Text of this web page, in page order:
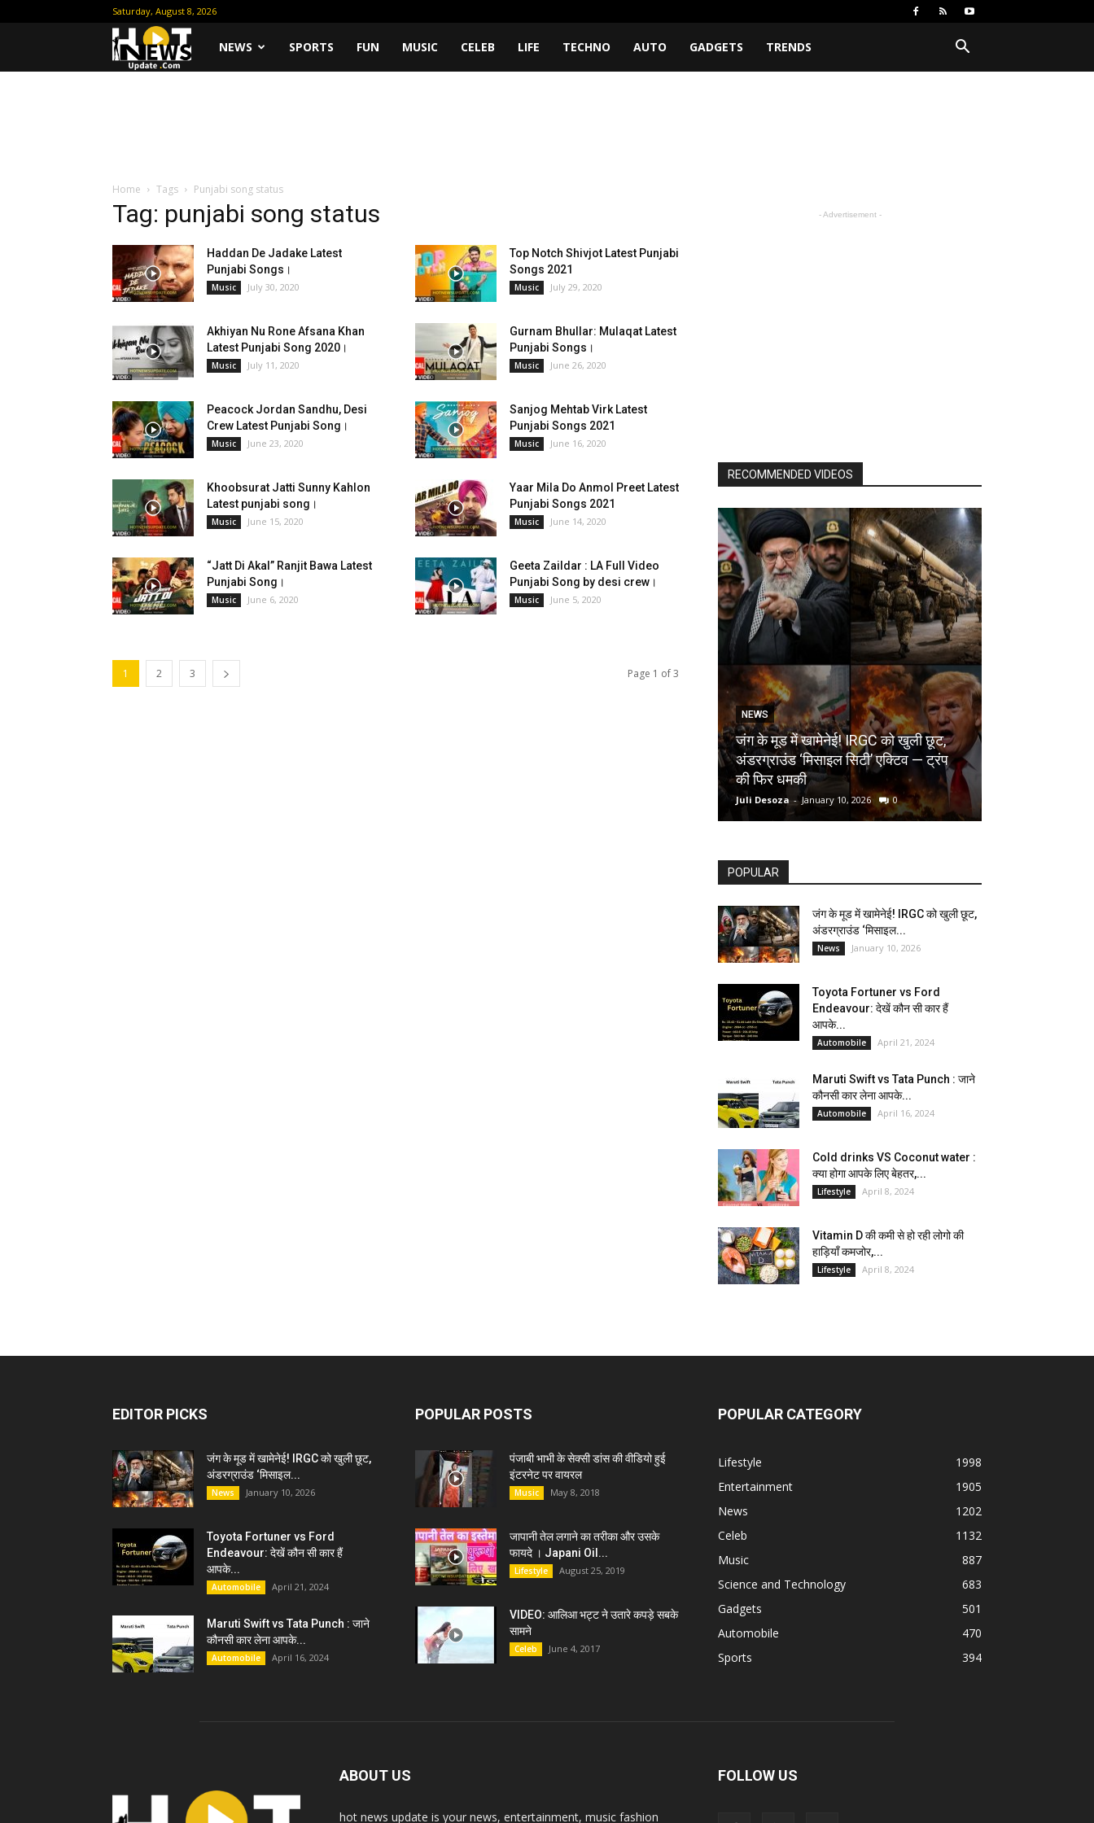
Saturday, August 8, 2026
HotNEWS SPORTS FUN MUSIC CELEB LIFE TECHNO AUTO GADGETS TRENDS
Home Tags Punjabi song status
Tag: punjabi song status
Haddan De Jadake Latest
Punjabi Songs।
Music July 30, 2020
Top Notch Shivjot Latest Punjabi
Songs 2021
Music July 29, 2020
Akhiyan Nu Rone Afsana Khan
Latest Punjabi Song 2020।
Music July 11, 2020
Gurnam Bhullar: Mulaqat Latest
Punjabi Songs।
Music June 26, 2020
Peacock Jordan Sandhu, Desi
Crew Latest Punjabi Song।
Music June 23, 2020
Sanjog Mehtab Virk Latest
Punjabi Songs 2021
Music June 16, 2020
Khoobsurat Jatti Sunny Kahlon
Latest punjabi song।
Music June 15, 2020
Yaar Mila Do Anmol Preet Latest
Punjabi Songs 2021
Music June 14, 2020
“Jatt Di Akal” Ranjit Bawa Latest
Punjabi Song।
Music June 6, 2020
Geeta Zaildar : LA Full Video
Punjabi Song by desi crew।
Music June 5, 2020
1 2 3 Page 1 of 3
- Advertisement -
RECOMMENDED VIDEOS
NEWS
जंग के मूड में खामेनेई! IRGC को खुली छूट,
अंडरग्राउंड ‘मिसाइल सिटी’ एक्टिव — ट्रंप
की फिर धमकी
Juli Desoza - January 10, 2026 0
POPULAR
जंग के मूड में खामेनेई! IRGC को खुली छूट,
अंडरग्राउंड ‘मिसाइल...
News January 10, 2026
Toyota Fortuner vs Ford
Endeavour: देखें कौन सी कार हैं
आपके...
Automobile April 21, 2024
Maruti Swift vs Tata Punch : जाने
कौनसी कार लेना आपके...
Automobile April 16, 2024
Cold drinks VS Coconut water :
क्या होगा आपके लिए बेहतर,...
Lifestyle April 8, 2024
Vitamin D की कमी से हो रही लोगो की
हाड़ियाँ कमजोर,...
Lifestyle April 8, 2024
EDITOR PICKS
जंग के मूड में खामेनेई! IRGC को खुली छूट,
अंडरग्राउंड ‘मिसाइल...
News January 10, 2026
Toyota Fortuner vs Ford
Endeavour: देखें कौन सी कार हैं
आपके...
Automobile April 21, 2024
Maruti Swift vs Tata Punch : जाने
कौनसी कार लेना आपके...
Automobile April 16, 2024
POPULAR POSTS
पंजाबी भाभी के सेक्सी डांस की वीडियो हुई
इंटरनेट पर वायरल
Music May 8, 2018
जापानी तेल लगाने का तरीका और उसके
फायदे । Japani Oil...
Lifestyle August 25, 2019
VIDEO: आलिआ भट्ट ने उतारे कपड़े सबके
सामने
Celeb June 4, 2017
POPULAR CATEGORY
Lifestyle
1998
Entertainment
1905
News
1202
Celeb
1132
Music
887
Science and Technology
683
Gadgets
501
Automobile
470
Sports
394
ABOUT US
hot news update is your news, entertainment, music fashion
FOLLOW US